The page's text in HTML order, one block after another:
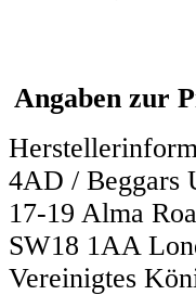
Angaben zur
4AD / Beggars
17-19 Alma
SW18 1AA
Vereinigtes